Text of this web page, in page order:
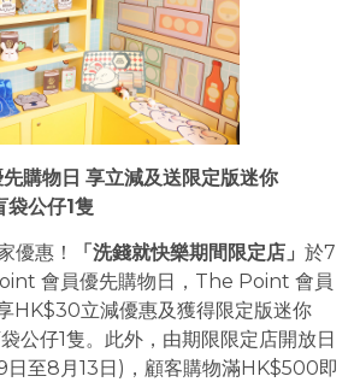
購物日 享立減及送限定版迷你
公仔1隻
優惠！ 「洗錢就快樂期間限定店」 於7
會員優先購物日，The Point 會員
HK$30立減優惠及獲得限定版迷你
仔1隻。此外，由期限限定店開放日
日至8月13日)，顧客購物滿HK$500即